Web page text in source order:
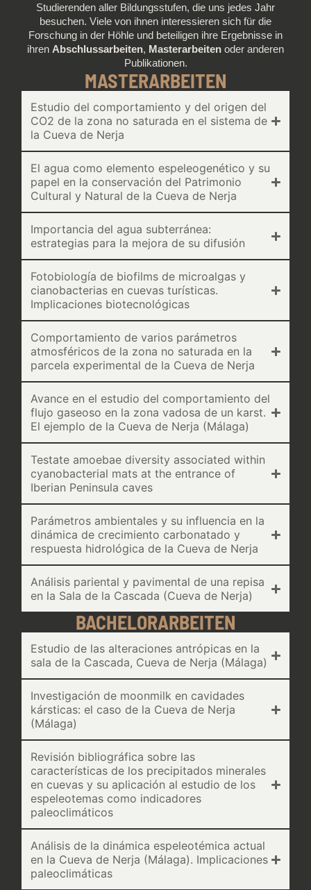
Studierenden aller Bildungsstufen, die uns jedes Jahr
besuchen. Viele von ihnen interessieren sich für die
Forschung in der Höhle und beteiligen ihre Ergebnisse in
ihren Abschlussarbeiten, Masterarbeiten oder anderen
Publikationen.
MASTERARBEITEN
Estudio del comportamiento y del origen del
CO2 de la zona no saturada en el sistema de
la Cueva de Nerja
El agua como elemento espeleogenético y su
papel en la conservación del Patrimonio
Cultural y Natural de la Cueva de Nerja
Importancia del agua subterránea:
estrategias para la mejora de su difusión
Fotobiología de biofilms de microalgas y
cianobacterias en cuevas turísticas.
Implicaciones biotecnológicas
Comportamiento de varios parámetros
atmosféricos de la zona no saturada en la
parcela experimental de la Cueva de Nerja
Avance en el estudio del comportamiento del
flujo gaseoso en la zona vadosa de un karst.
El ejemplo de la Cueva de Nerja (Málaga)
Testate amoebae diversity associated within
cyanobacterial mats at the entrance of
Iberian Peninsula caves
Parámetros ambientales y su influencia en la
dinámica de crecimiento carbonatado y
respuesta hidrológica de la Cueva de Nerja
Análisis pariental y pavimental de una repisa
en la Sala de la Cascada (Cueva de Nerja)
BACHELORARBEITEN
Estudio de las alteraciones antrópicas en la
sala de la Cascada, Cueva de Nerja (Málaga)
Investigación de moonmilk en cavidades
kársticas: el caso de la Cueva de Nerja
(Málaga)
Revisión bibliográfica sobre las
características de los precipitados minerales
en cuevas y su aplicación al estudio de los
espeleotemas como indicadores
paleoclimáticos
Análisis de la dinámica espeleotémica actual
en la Cueva de Nerja (Málaga). Implicaciones
paleoclimáticas